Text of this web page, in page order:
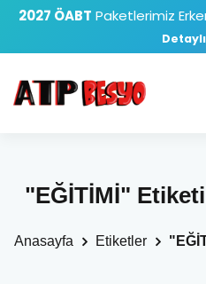
2027 ÖABT Paketlerimiz
"EĞİTİMİ"
Anasayfa Etiketler